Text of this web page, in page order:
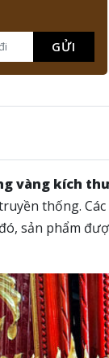
GỬI
vàng kích
thống.
sản phẩm